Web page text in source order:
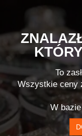
To
Wszystkie ceny
W